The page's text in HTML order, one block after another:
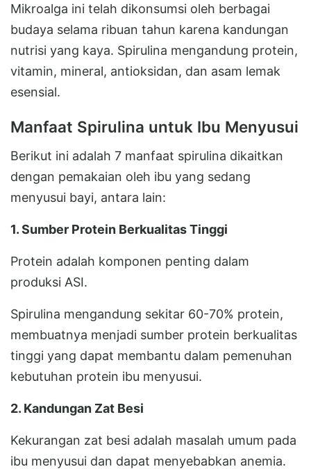
Mikroalga ini telah dikonsumsi oleh berbagai
budaya selama ribuan tahun karena kandungan
nutrisi yang kaya. Spirulina mengandung protein,
vitamin, mineral, antioksidan, dan asam lemak
esensial.
Manfaat Spirulina untuk Ibu Menyusui
Berikut ini adalah 7 manfaat spirulina dikaitkan
dengan pemakaian oleh ibu yang sedang
menyusui bayi, antara lain:
1. Sumber Protein Berkualitas Tinggi
Protein adalah komponen penting dalam
produksi ASI.
Spirulina mengandung sekitar 60-70% protein,
membuatnya menjadi sumber protein berkualitas
tinggi yang dapat membantu dalam pemenuhan
kebutuhan protein ibu menyusui.
2. Kandungan Zat Besi
Kekurangan zat besi adalah masalah umum pada
ibu menyusui dan dapat menyebabkan anemia.